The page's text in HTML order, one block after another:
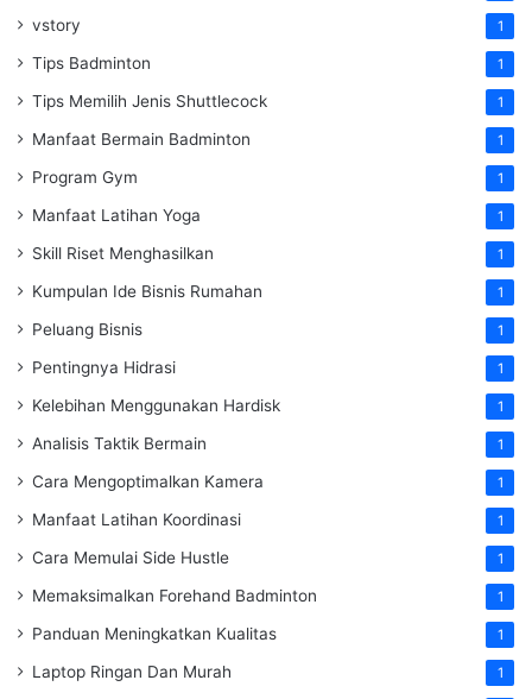
vstory 1
Tips Badminton 1
Tips Memilih Jenis Shuttlecock 1
Manfaat Bermain Badminton 1
Program Gym 1
Manfaat Latihan Yoga 1
Skill Riset Menghasilkan 1
Kumpulan Ide Bisnis Rumahan 1
Peluang Bisnis 1
Pentingnya Hidrasi 1
Kelebihan Menggunakan Hardisk 1
Analisis Taktik Bermain 1
Cara Mengoptimalkan Kamera 1
Manfaat Latihan Koordinasi 1
Cara Memulai Side Hustle 1
Memaksimalkan Forehand Badminton 1
Panduan Meningkatkan Kualitas 1
Laptop Ringan Dan Murah 1